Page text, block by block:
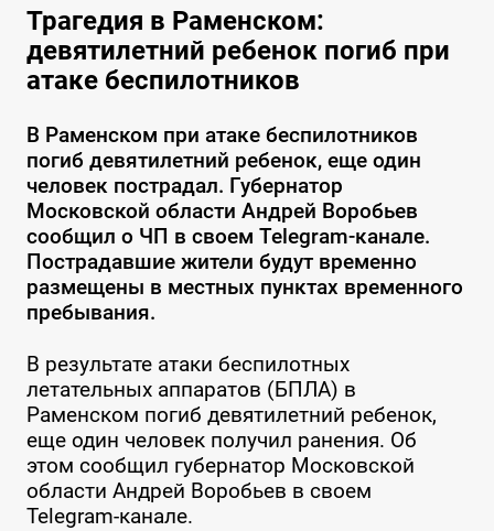
Трагедия в Раменском:
девятилетний ребенок погиб при
атаке беспилотников
В Раменском при атаке беспилотников
погиб девятилетний ребенок, еще один
человек пострадал. Губернатор
Московской области Андрей Воробьев
сообщил о ЧП в своем Telegram-канале.
Пострадавшие жители будут временно
размещены в местных пунктах временного
пребывания.
В результате атаки беспилотных
летательных аппаратов (БПЛА) в
Раменском погиб девятилетний ребенок,
еще один человек получил ранения. Об
этом сообщил губернатор Московской
области Андрей Воробьев в своем
Telegram-канале.